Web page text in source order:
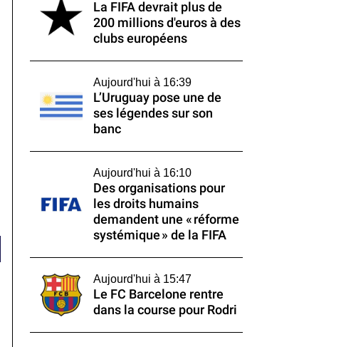
La FIFA devrait plus de
200 millions d'euros à des
clubs européens
Aujourd'hui à 16:39
L’Uruguay pose une de
ses légendes sur son
banc
Aujourd'hui à 16:10
Des organisations pour
les droits humains
demandent une « réforme
systémique » de la FIFA
Aujourd'hui à 15:47
Le FC Barcelone rentre
dans la course pour Rodri